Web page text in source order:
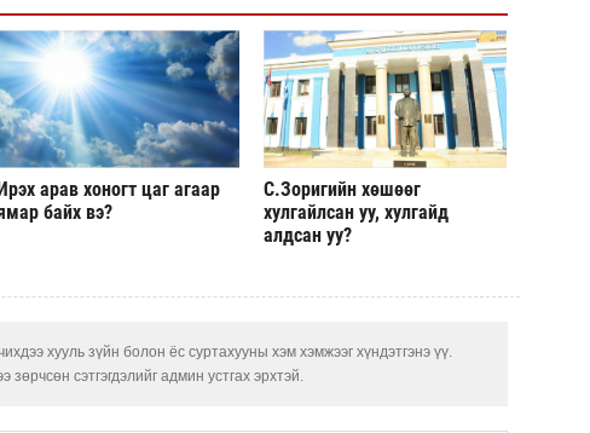
арав хоногт цаг агаар
байх вэ?
С.Зоригийн хөшөөг
хулгайлсан уу, хулгайд
алдсан уу?
хууль зүйн болон ёс суртахууны хэм хэмжээг хүндэтгэнэ үү.
зөрчсөн сэтгэгдэлийг админ устгах эрхтэй.